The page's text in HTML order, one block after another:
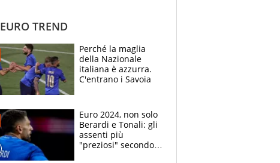
EURO TREND
Perché la maglia
della Nazionale
italiana è azzurra.
C'entrano i Savoia
Euro 2024, non solo
Berardi e Tonali: gli
assenti più
"preziosi" secondo